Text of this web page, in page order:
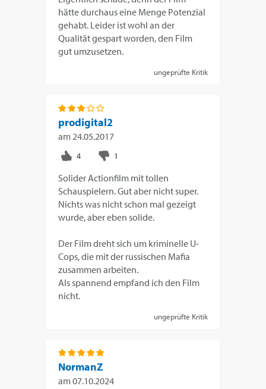
hätte durchaus eine Menge Potenzial
gehabt. Leider ist wohl an der
Qualität gespart worden, den Film
gut umzusetzen.
ungeprüfte Kritik
prodigital2
am24.05.2017
Solider Actionfilm mit tollen
Schauspielern. Gut aber nicht super.
Nichts was nicht schon mal gezeigt
wurde, aber eben solide.
Der Film dreht sich um kriminelle U-
Cops, die mit der russischen Mafia
zusammen arbeiten.
Als spannend empfand ich den Film
nicht.
ungeprüfte Kritik
NormanZ
am07.10.2024